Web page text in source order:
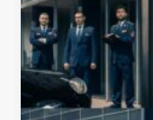
la
meilleure
société
de
sécurité